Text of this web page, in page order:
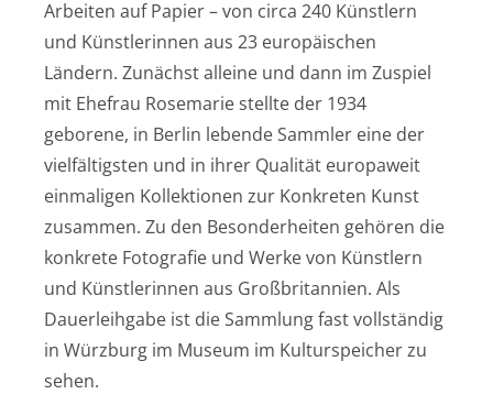
Arbeiten auf Papier – von circa 240 Künstlern
und Künstlerinnen aus 23 europäischen
Ländern. Zunächst alleine und dann im Zuspiel
mit Ehefrau Rosemarie stellte der 1934
geborene, in Berlin lebende Sammler eine der
vielfältigsten und in ihrer Qualität europaweit
einmaligen Kollektionen zur Konkreten Kunst
zusammen. Zu den Besonderheiten gehören die
konkrete Fotografie und Werke von Künstlern
und Künstlerinnen aus Großbritannien. Als
Dauerleihgabe ist die Sammlung fast vollständig
in Würzburg im Museum im Kulturspeicher zu
sehen.